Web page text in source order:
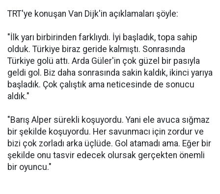
TRT'ye konuşan Van Dijk'in açıklamaları şöyle:
"İlk yarı birbirinden farklıydı. İyi başladık, topa sahip
olduk. Türkiye biraz geride kalmıştı. Sonrasında
Türkiye golü attı. Arda Güler'in çok güzel bir pasıyla
geldi gol. Biz daha sonrasında sakin kaldık, ikinci yarıya
başladık. Çok çalıştık ama neticesinde de sonucu
aldık."
"Barış Alper sürekli koşuyordu. Yani ele avuca sığmaz
bir şekilde koşuyordu. Her savunmacı için zordur ve
bizi çok zorladı arka üçlüde. Gol atamadı ama. Eğer bir
şekilde onu tasvir edecek olursak gerçekten önemli
bir oyuncu."